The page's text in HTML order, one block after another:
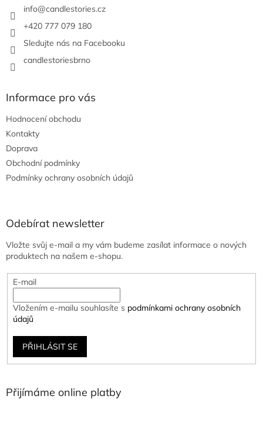
info@candlestories.cz
+420 777 079 180
Sledujte nás na Facebooku
candlestoriesbrno
Informace pro vás
Hodnocení obchodu
Kontakty
Doprava
Obchodní podmínky
Podmínky ochrany osobních údajů
Odebírat newsletter
Vložte svůj e-mail a my vám budeme zasílat informace o nových
produktech na našem e-shopu.
E-mail
Vložením e-mailu souhlasíte s podmínkami ochrany osobních
údajů
PŘIHLÁSIT SE
Přijímáme online platby